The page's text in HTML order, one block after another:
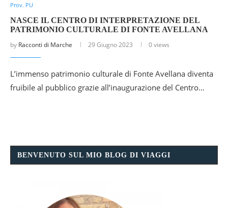
Prov. PU
NASCE IL CENTRO DI INTERPRETAZIONE DEL
PATRIMONIO CULTURALE DI FONTE AVELLANA
by Racconti di Marche 29 Giugno 2023 0 views
L’immenso patrimonio culturale di Fonte Avellana diventa
fruibile al pubblico grazie all’inaugurazione del Centro…
BENVENUTO SUL MIO BLOG DI VIAGGI